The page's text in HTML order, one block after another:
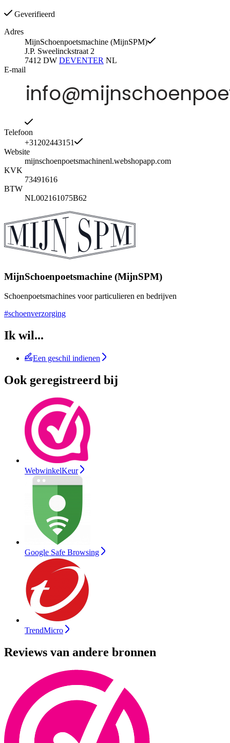
Geverifieerd
Adres
MijnSchoenpoetsmachine (MijnSPM)
J.P. Sweelinckstraat 2
7412 DW DEVENTER NL
E-mail
Telefoon
+31202443151
Website
mijnschoenpoetsmachinenl.webshopapp.com
KVK
73491616
BTW
NL002161075B62
MijnSchoenpoetsmachine (MijnSPM)
Schoenpoetsmachines voor particulieren en bedrijven
#schoenverzorging
Ik wil...
Een geschil indienen
Ook geregistreerd bij
WebwinkelKeur
Google Safe Browsing
TrendMicro
Reviews van andere bronnen